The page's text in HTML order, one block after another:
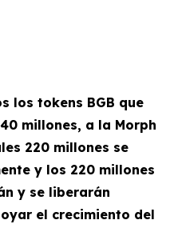
los tokens BGB que
millones, a la Morph
220 millones se
y los 220 millones
y se liberarán
el crecimiento del